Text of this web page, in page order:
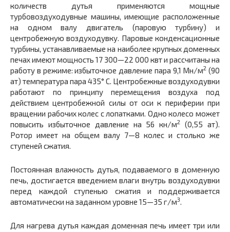
количеств дутья применяются мощные
турбовоздуходувные машины, имеющие расположенные
на одном валу дви­гатель (паровую турбину) и
центробежную воздуходувку. Паровые конденсационные
турбины, устанавливаемые на наиболее крупных доменных
печах имеют мощность 17 300—22 000 квт и рассчитаны на
работу в режиме: избыточное давление пара 9,1 Мн/м2 (90
ат) температура пара 435° С. Центробежные воздуходувки
работают по принципу перемещения воздуха под
действием центробежной силы от оси к периферии при
вращении рабочих колес с лопатками. Одно колесо может
повысить избыточное давление на 56 кн/м2
(0,55 ат).
Ротор имеет на общем валу 7—8 колес и столько же
ступеней сжатия.
Постоянная влажность дутья, подаваемого в доменную
печь, достигается введением влаги внутрь воздуходувки
перед каждой ступенью сжатия и поддерживается
автоматически на заданном уровне 15—35 г/м3.
Для нагрева дутья каждая доменная печь имеет три или